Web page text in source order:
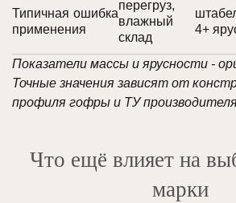
Типичная ошибка
применения
перегруз,
влажный
склад
4+
Показатели массы и ярусности -
Точные значения зависят от
профиля гофры и ТУ
Что ещё влияет на
марки